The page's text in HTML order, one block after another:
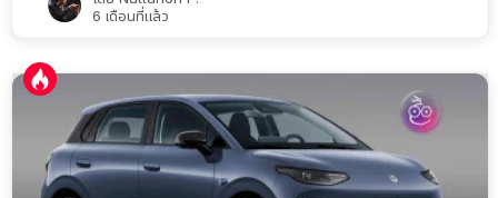
6 เดือนที่แล้ว